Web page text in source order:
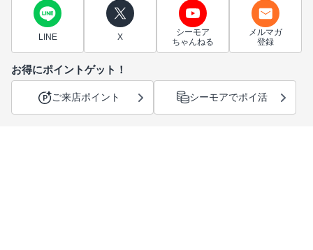
LINE X
シーモア
ちゃんねる
メルマガ
登録
お得にポイントゲット！
ご来店ポイント シーモアでポイ活